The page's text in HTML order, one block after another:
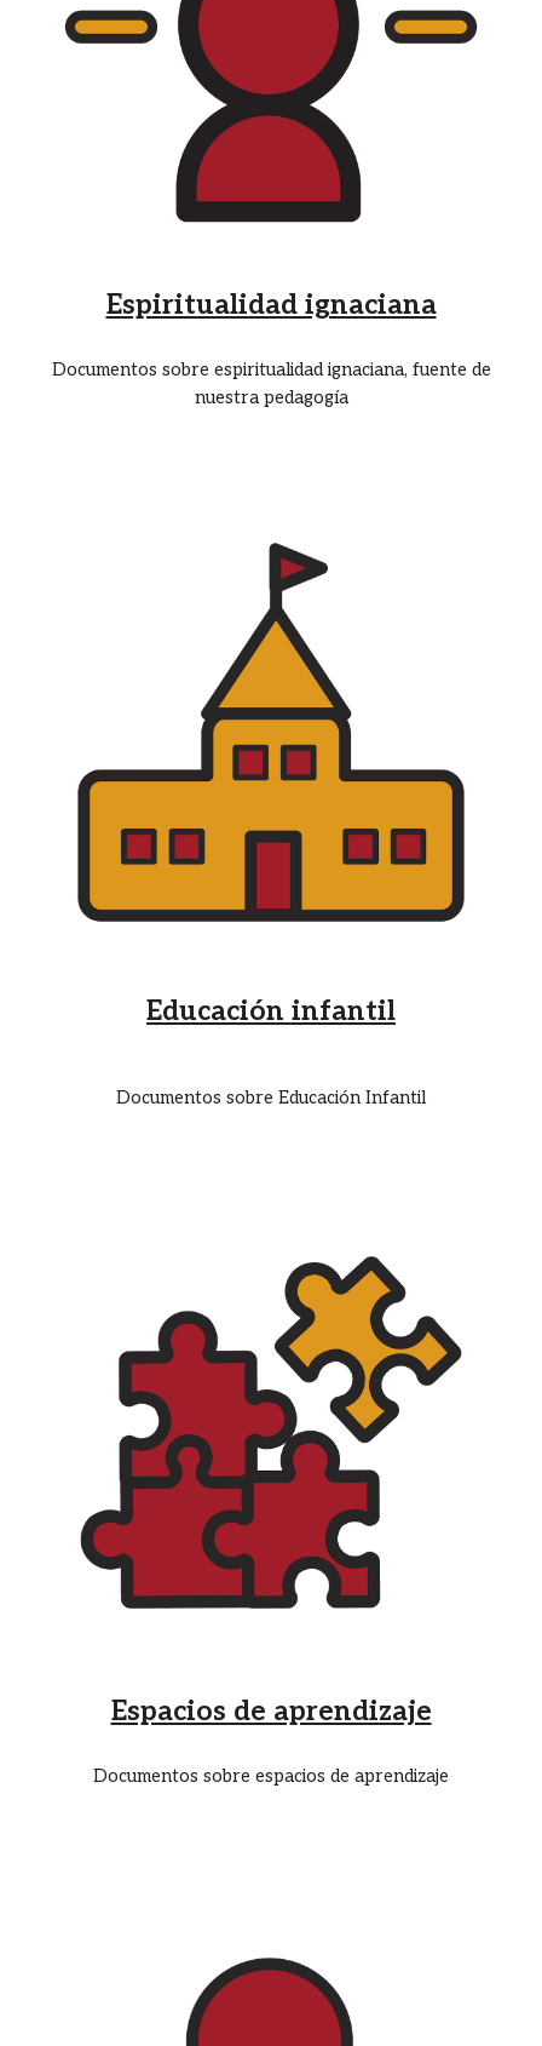
Espiritualidad ignaciana
Documentos sobre espiritualidad ignaciana, fuente de
nuestra pedagogía
Educación infantil
Documentos sobre Educación Infantil
Espacios de aprendizaje
Documentos sobre espacios de aprendizaje